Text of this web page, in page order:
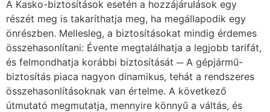
A Kasko-biztosítások esetén a hozzájárulások egy
részét meg is takaríthatja meg, ha megállapodik egy
önrészben. Mellesleg, a biztosításokat mindig érdemes
összehasonlítani: Évente megtalálhatja a legjobb tarifát,
és felmondhatja korábbi biztosítását ─ A gépjármű-
biztosítás piaca nagyon dinamikus, tehát a rendszeres
összehasonlításoknak van értelme. A következő
útmutató megmutatja, mennyire könnyű a váltás, és